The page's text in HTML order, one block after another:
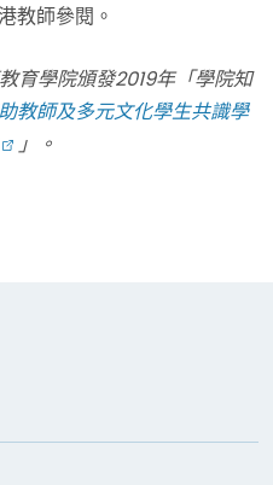
教師參閱。
育學院頒發2019年「學院知
教師及多元文化學生共識學
」。